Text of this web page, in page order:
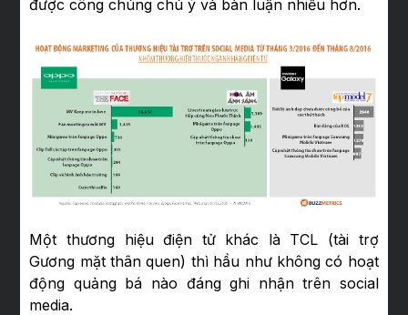
được công chúng chú ý và bàn luận nhiều hơn.
Một thương hiệu điện tử khác là TCL (tài trợ
Gương mặt thân quen) thì hầu như không có hoạt
động quảng bá nào đáng ghi nhận trên social
media.